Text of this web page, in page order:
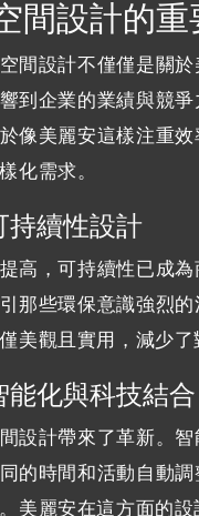
間設計的重
間設計不僅僅是關
到企業的業績與競
像美麗安這樣注重
化需求。
持續性設計
高，可持續性已成
那些環保意識強烈
美觀且實用，減少了
化與科技結合
設計帶來了革新。
的時間和活動自動
美麗安在這方面的